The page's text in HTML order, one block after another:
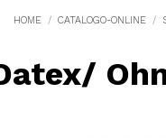
HOME CATALOGO-ONLINE